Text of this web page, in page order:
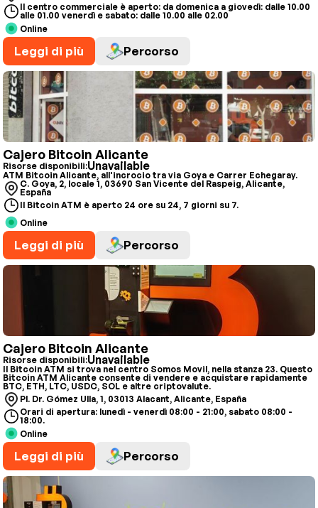
Il centro commerciale è aperto: da domenica a giovedì: dalle 10.00
alle 01.00 venerdì e sabato: dalle 10.00 alle 02.00
Online
Leggi di più Percorso
Cajero Bitcoin Alicante
Risorse disponibili:Unavailable
ATM Bitcoin Alicante, all'incrocio tra via Goya e Carrer Echegaray.
C. Goya, 2, locale 1, 03690 San Vicente del Raspeig, Alicante,
España
Il Bitcoin ATM è aperto 24 ore su 24, 7 giorni su 7.
Online
Leggi di più Percorso
Cajero Bitcoin Alicante
Risorse disponibili:Unavailable
Il Bitcoin ATM si trova nel centro Somos Movil, nella stanza 23. Questo
Bitcoin ATM Alicante consente di vendere e acquistare rapidamente
BTC, ETH, LTC, USDC, SOL e altre criptovalute.
Pl. Dr. Gómez Ulla, 1, 03013 Alacant, Alicante, España
Orari di apertura: lunedì - venerdì 08:00 - 21:00, sabato 08:00 -
18:00.
Online
Leggi di più Percorso